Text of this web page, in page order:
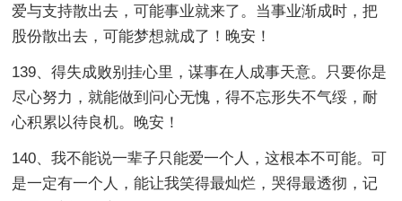
爱与支持散出去，可能事业就来了。当事业渐成时，把
股份散出去，可能梦想就成了！晚安！
139、得失成败别挂心里，谋事在人成事天意。只要你是
尽心努力，就能做到问心无愧，得不忘形失不气绥，耐
心积累以待良机。晚安！
140、我不能说一辈子只能爱一个人，这根本不可能。可
是一定有一个人，能让我笑得最灿烂，哭得最透彻，记